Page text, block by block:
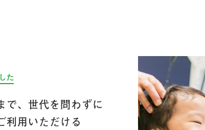
た
で、世代を問わずに
利用いただける